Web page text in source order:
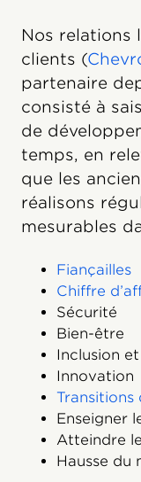
Nos relations
clients (
partenaire
consisté à
de
temps, en
que les
réalisons
mesurables
Fiançailles
Chiffre
Sécurité
Bien-être
Inclusion
Innovation
Transitions
Enseigner
Atteindre
Hausse du